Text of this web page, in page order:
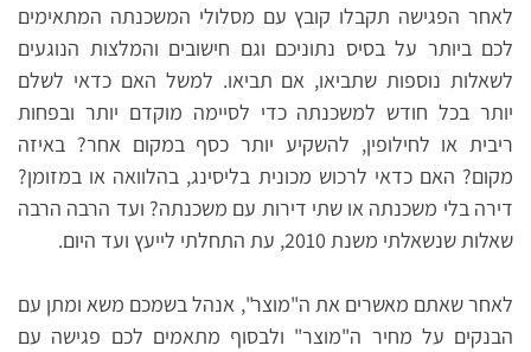
לאחר הפגישה תקבלו קובץ עם מסלולי המשכנתה המתאימים
לכם ביותר על בסיס נתוניכם וגם חישובים והמלצות הנוגעים
לשאלות נוספות שתביאו, אם תביאו. למשל האם כדאי לשלם
יותר בכל חודש למשכנתה כדי לסיימה מוקדם יותר ובפחות
ריבית או לחילופין, להשקיע יותר כסף במקום אחר? באיזה
מקום? האם כדאי לרכוש מכונית בליסינג, בהלוואה או במזומן?
דירה בלי משכנתה או שתי דירות עם משכנתה? ועד הרבה הרבה
שאלות שנשאלתי משנת 2010, עת התחלתי לייעץ ועד היום.
לאחר שאתם מאשרים את ה"מוצר", אנהל בשמכם משא ומתן עם
הבנקים על מחיר ה"מוצר" ולבסוף מתאמים לכם פגישה עם